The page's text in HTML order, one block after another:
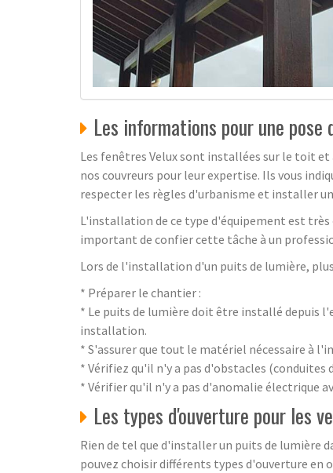
Les informations pour une
Les fenêtres Velux sont installées sur le toit
nos couvreurs pour leur expertise. Ils vous
respecter les règles d'urbanisme et installer
L'installation de ce type d'équipement est
important de confier cette tâche à un
Lors de l'installation d'un puits de lumière,
* Préparer le chantier :
* Le puits de lumière doit être installé depuis
installation.
* S'assurer que tout le matériel nécessaire à
* Vérifiez qu'il n'y a pas d'obstacles
* Vérifier qu'il n'y a pas d'anomalie électrique
Les types d'ouverture pour les
Rien de tel que d'installer un puits de lumière
pouvez choisir différents types d'ouverture en